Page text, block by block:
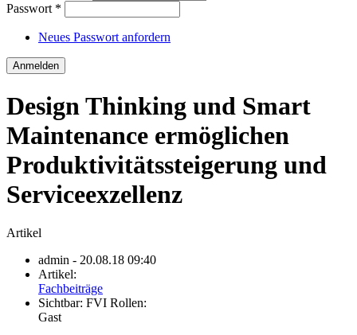
Passwort *
Neues Passwort anfordern
Design Thinking und Smart
Maintenance ermöglichen
Produktivitätssteigerung und
Serviceexzellenz
Artikel
admin - 20.08.18 09:40
Artikel:
Fachbeiträge
Sichtbar: FVI Rollen:
Gast